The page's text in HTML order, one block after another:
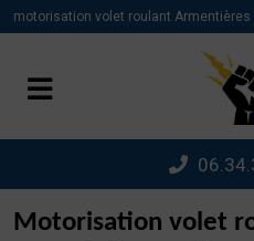
motorisation volet roulant Armentières
Motorisation volet
Panneau de gestion des cookies